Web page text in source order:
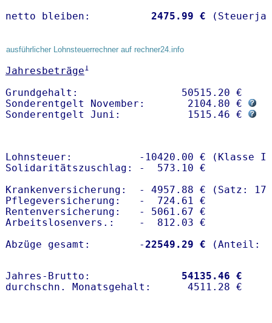
netto bleiben: 2475.99 €
ausführlicher Lohnsteuerrechner auf rechner24.info
Jahresbeträge1
Grundgehalt:                 50515.20 €
Sonderentgelt November:       2104.80 €
Sonderentgelt Juni:           1515.46 €
Lohnsteuer:           -10420.00 € (Klasse I)
Solidaritätszuschlag: -  573.10 €
Krankenversicherung:  - 4957.88 € (Satz:
Pflegeversicherung:   -  724.61 €
Rentenversicherung:   - 5061.67 €
Arbeitslosenvers.:    -  812.03 €
Abzüge gesamt:        -22549.29 €
Jahres-Brutto: 54135.46 €